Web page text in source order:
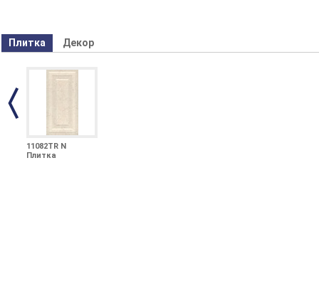
Плитка Декор
11082TR N
Плитка